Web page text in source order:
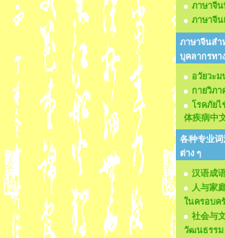
ภาษาจี
ภาษาจีน
ภาษาจีนสำ
บุคลากรทา
อวัยวะม
กายวิภา
โรคภัยไ
体疾病中
各种专业
ต่าง ๆ
汉语成
人与家
ในครอบค
社会与
วัฒนธรรม